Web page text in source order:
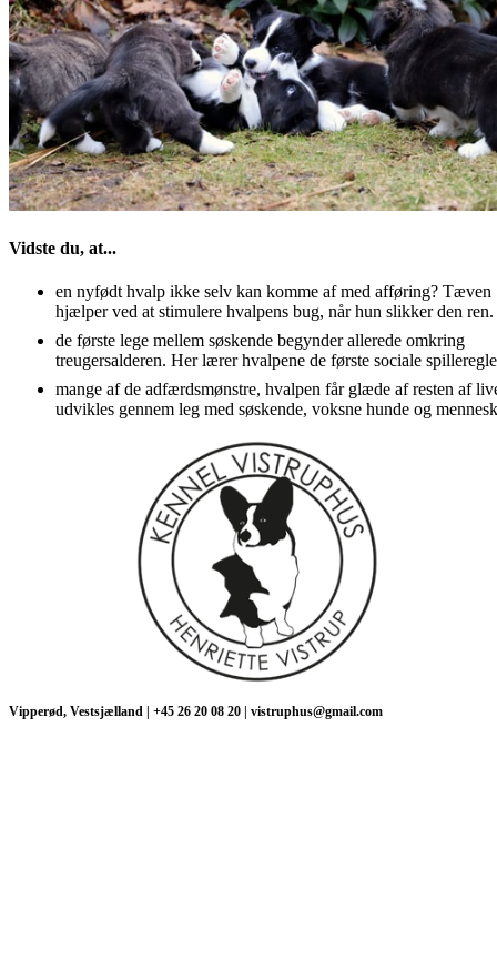
Vidste du, at...
en nyfødt hvalp ikke selv kan komme af med afføring? Tæven
hjælper ved at stimulere hvalpens bug, når hun slikker den ren.
de første lege mellem søskende begynder allerede omkring
treugersalderen. Her lærer hvalpene de første sociale
mange af de adfærdsmønstre, hvalpen får glæde af resten af
udvikles gennem leg med søskende, voksne hunde og
Vipperød, Vestsjælland | +45 26 20 08 20 | vistruphus@gmail.com